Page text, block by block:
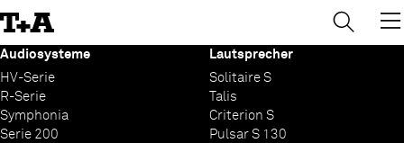
to
Content
Audiosysteme
HV-Serie
R-Serie
Symphonia
Serie 200
Lautsprecher
Solitaire S
Talis
Criterion S
Pulsar S 130
→ ×